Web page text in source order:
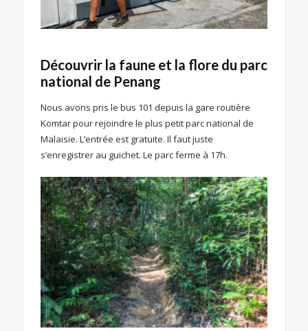
Découvrir la faune et la flore du parc
national de Penang
Nous avons pris le bus 101 depuis la gare routière
Komtar pour rejoindre le plus petit parc national de
Malaisie. L’entrée est gratuite. Il faut juste
s’enregistrer au guichet. Le parc ferme à 17h.